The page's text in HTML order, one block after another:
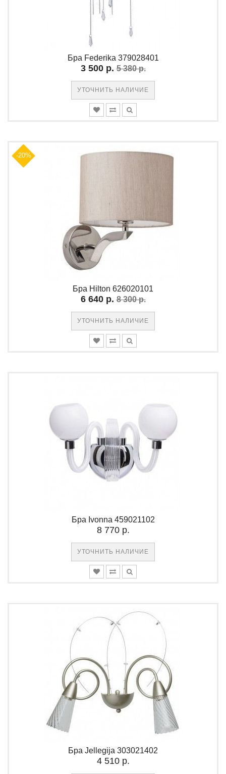
Бра Federika 379028401
3 500 р. 5 380 р.
УТОЧНИТЬ НАЛИЧИЕ
-20%
Бра Hilton 626020101
6 640 р. 8 300 р.
УТОЧНИТЬ НАЛИЧИЕ
Бра Ivonna 459021102
8 770 р.
УТОЧНИТЬ НАЛИЧИЕ
Бра Jellegija 303021402
4 510 р.